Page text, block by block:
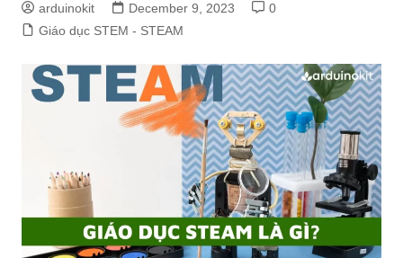
arduinokit December 9, 2023
0
Giáo dục STEM - STEAM